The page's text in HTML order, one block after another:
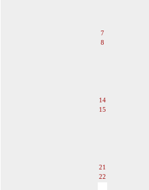
7
8
14
15
21
22